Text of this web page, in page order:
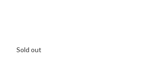
Sold out